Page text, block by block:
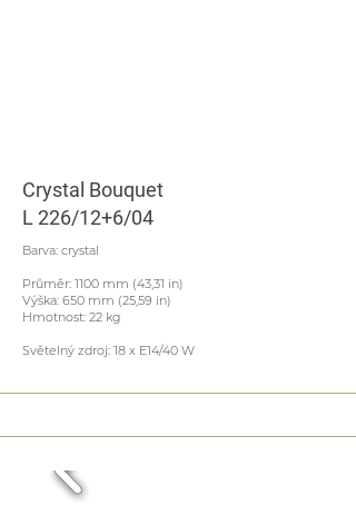
Crystal Bouquet
L 226/12+6/04
Barva: crystal
Průměr: 1100 mm (43,31 in)
Výška: 650 mm (25,59 in)
Hmotnost: 22 kg
Světelný zdroj: 18 x E14/40 W